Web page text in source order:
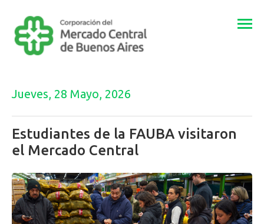
Jueves, 28 Mayo, 2026
Estudiantes de la FAUBA visitaron
el Mercado Central